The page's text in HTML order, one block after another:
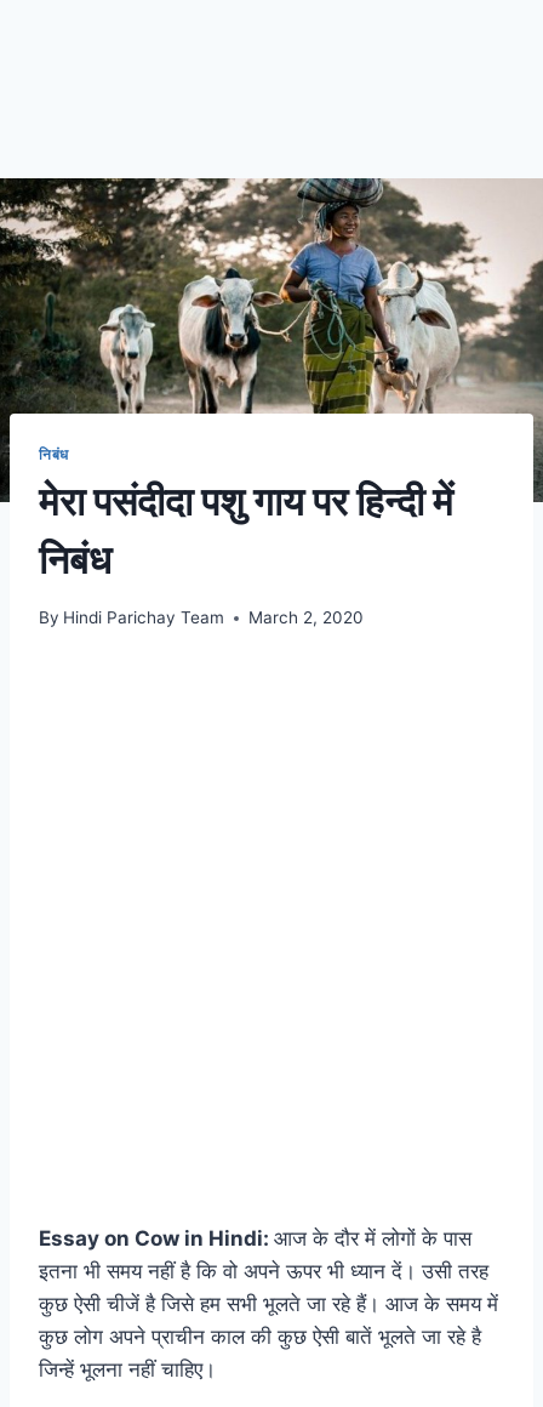
निबंध
मेरा पसंदीदा पशु गाय पर हिन्दी में
निबंध
By Hindi Parichay Team March 2, 2020
Essay on Cow in Hindi: आज के दौर में लोगों के पास
इतना भी समय नहीं है कि वो अपने ऊपर भी ध्यान दें। उसी तरह
कुछ ऐसी चीजें है जिसे हम सभी भूलते जा रहे हैं। आज के समय में
कुछ लोग अपने प्राचीन काल की कुछ ऐसी बातें भूलते जा रहे है
जिन्हें भूलना नहीं चाहिए।